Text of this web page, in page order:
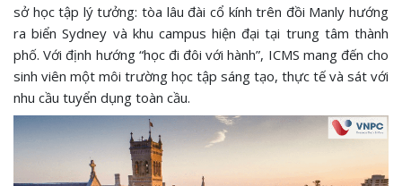
sở học tập lý tưởng: tòa lâu đài cổ kính trên đồi Manly hướng
ra biển Sydney và khu campus hiện đại tại trung tâm thành
phố. Với định hướng “học đi đôi với hành”, ICMS mang đến cho
sinh viên một môi trường học tập sáng tạo, thực tế và sát với
nhu cầu tuyển dụng toàn cầu.